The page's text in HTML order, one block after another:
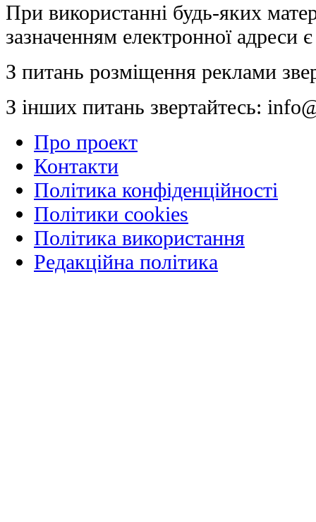
При використанні будь-яких
зазначенням електронної адреси
З питань розміщення реклами
З інших питань звертайтесь:
Про проект
Контакти
Політика конфіденційності
Політики cookies
Політика використання
Редакційна політика